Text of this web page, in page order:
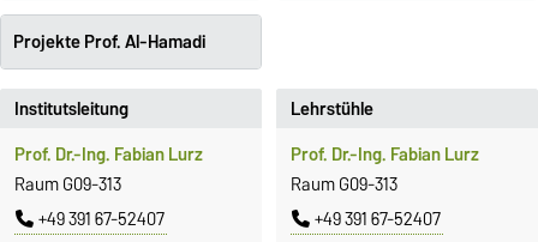
Projekte Prof. Al-Hamadi
Institutsleitung
Prof. Dr.-Ing. Fabian Lurz
Raum G09-313
+49 391 67-52407
Lehrstühle
Prof. Dr.-Ing. Fabian Lurz
Raum G09-313
+49 391 67-52407